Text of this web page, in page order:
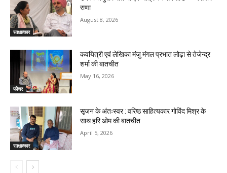
साक्षात्कार
राणा
August 8, 2026
फीचर
कवयित्री एवं लेखिका मंजु मंगल प्रभात लोढ़ा से तेजेन्द्र
शर्मा की बातचीत
May 16, 2026
साक्षात्कार
सृजन के अंतःस्वर : वरिष्ठ साहित्यकार गोविंद मिश्र के
साथ हरि ओम की बातचीत
April 5, 2026